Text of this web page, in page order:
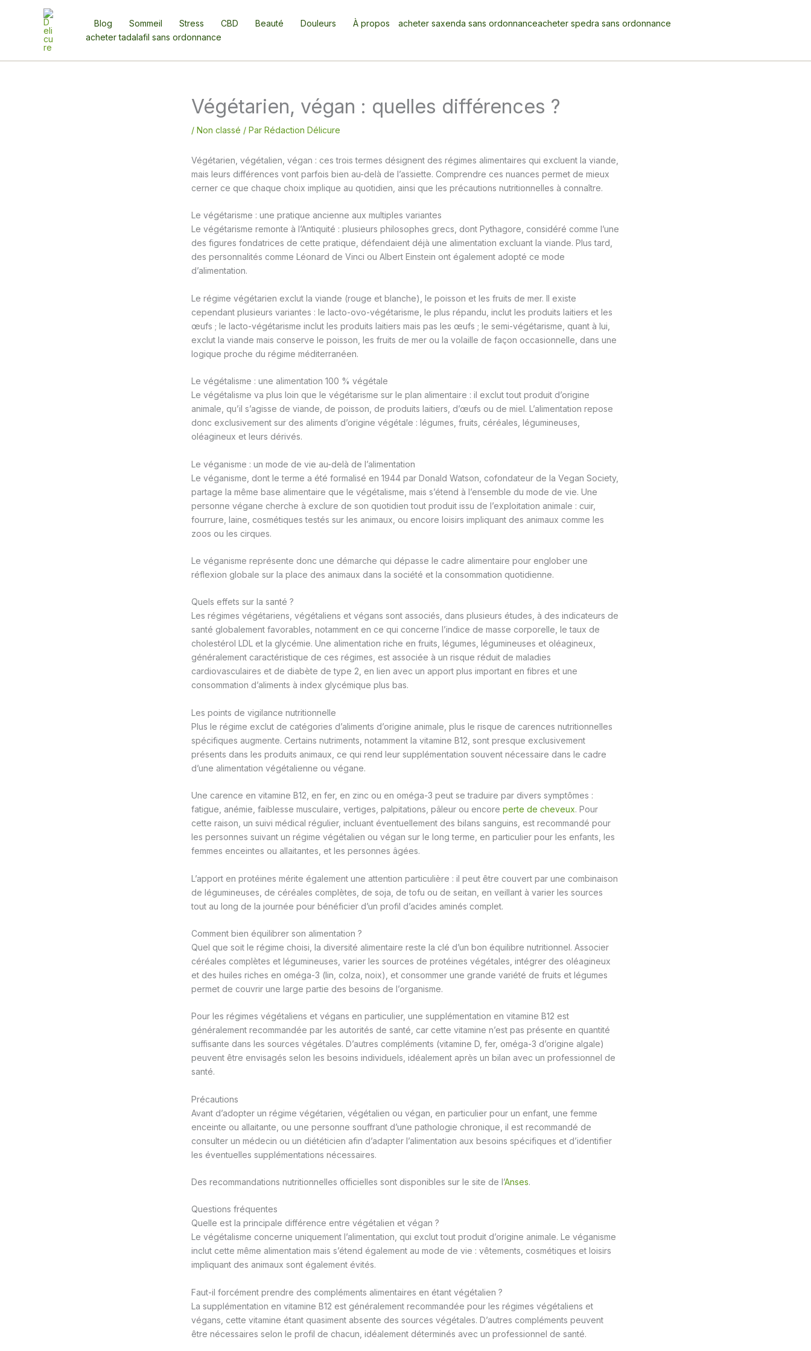
Blog Sommeil Stress CBD Beauté Douleurs À propos acheter saxenda sans ordonnanceacheter spedra sans ordonnance
acheter tadalafil sans ordonnance
Végétarien, végan : quelles différences ?
/ Non classé / Par Rédaction Délicure
Végétarien, végétalien, végan : ces trois termes désignent des régimes alimentaires qui excluent la viande,
mais leurs différences vont parfois bien au-delà de l’assiette. Comprendre ces nuances permet de mieux
cerner ce que chaque choix implique au quotidien, ainsi que les précautions nutritionnelles à connaître.
Le végétarisme : une pratique ancienne aux multiples variantes
Le végétarisme remonte à l’Antiquité : plusieurs philosophes grecs, dont Pythagore, considéré comme l’une
des figures fondatrices de cette pratique, défendaient déjà une alimentation excluant la viande. Plus tard,
des personnalités comme Léonard de Vinci ou Albert Einstein ont également adopté ce mode
d’alimentation.
Le régime végétarien exclut la viande (rouge et blanche), le poisson et les fruits de mer. Il existe
cependant plusieurs variantes : le lacto-ovo-végétarisme, le plus répandu, inclut les produits laitiers et les
œufs ; le lacto-végétarisme inclut les produits laitiers mais pas les œufs ; le semi-végétarisme, quant à lui,
exclut la viande mais conserve le poisson, les fruits de mer ou la volaille de façon occasionnelle, dans une
logique proche du régime méditerranéen.
Le végétalisme : une alimentation 100 % végétale
Le végétalisme va plus loin que le végétarisme sur le plan alimentaire : il exclut tout produit d’origine
animale, qu’il s’agisse de viande, de poisson, de produits laitiers, d’œufs ou de miel. L’alimentation repose
donc exclusivement sur des aliments d’origine végétale : légumes, fruits, céréales, légumineuses,
oléagineux et leurs dérivés.
Le véganisme : un mode de vie au-delà de l’alimentation
Le véganisme, dont le terme a été formalisé en 1944 par Donald Watson, cofondateur de la Vegan Society,
partage la même base alimentaire que le végétalisme, mais s’étend à l’ensemble du mode de vie. Une
personne végane cherche à exclure de son quotidien tout produit issu de l’exploitation animale : cuir,
fourrure, laine, cosmétiques testés sur les animaux, ou encore loisirs impliquant des animaux comme les
zoos ou les cirques.
Le véganisme représente donc une démarche qui dépasse le cadre alimentaire pour englober une
réflexion globale sur la place des animaux dans la société et la consommation quotidienne.
Quels effets sur la santé ?
Les régimes végétariens, végétaliens et végans sont associés, dans plusieurs études, à des indicateurs de
santé globalement favorables, notamment en ce qui concerne l’indice de masse corporelle, le taux de
cholestérol LDL et la glycémie. Une alimentation riche en fruits, légumes, légumineuses et oléagineux,
généralement caractéristique de ces régimes, est associée à un risque réduit de maladies
cardiovasculaires et de diabète de type 2, en lien avec un apport plus important en fibres et une
consommation d’aliments à index glycémique plus bas.
Les points de vigilance nutritionnelle
Plus le régime exclut de catégories d’aliments d’origine animale, plus le risque de carences nutritionnelles
spécifiques augmente. Certains nutriments, notamment la vitamine B12, sont presque exclusivement
présents dans les produits animaux, ce qui rend leur supplémentation souvent nécessaire dans le cadre
d’une alimentation végétalienne ou végane.
Une carence en vitamine B12, en fer, en zinc ou en oméga-3 peut se traduire par divers symptômes :
fatigue, anémie, faiblesse musculaire, vertiges, palpitations, pâleur ou encore perte de cheveux. Pour
cette raison, un suivi médical régulier, incluant éventuellement des bilans sanguins, est recommandé pour
les personnes suivant un régime végétalien ou végan sur le long terme, en particulier pour les enfants, les
femmes enceintes ou allaitantes, et les personnes âgées.
L’apport en protéines mérite également une attention particulière : il peut être couvert par une combinaison
de légumineuses, de céréales complètes, de soja, de tofu ou de seitan, en veillant à varier les sources
tout au long de la journée pour bénéficier d’un profil d’acides aminés complet.
Comment bien équilibrer son alimentation ?
Quel que soit le régime choisi, la diversité alimentaire reste la clé d’un bon équilibre nutritionnel. Associer
céréales complètes et légumineuses, varier les sources de protéines végétales, intégrer des oléagineux
et des huiles riches en oméga-3 (lin, colza, noix), et consommer une grande variété de fruits et légumes
permet de couvrir une large partie des besoins de l’organisme.
Pour les régimes végétaliens et végans en particulier, une supplémentation en vitamine B12 est
généralement recommandée par les autorités de santé, car cette vitamine n’est pas présente en quantité
suffisante dans les sources végétales. D’autres compléments (vitamine D, fer, oméga-3 d’origine algale)
peuvent être envisagés selon les besoins individuels, idéalement après un bilan avec un professionnel de
santé.
Précautions
Avant d’adopter un régime végétarien, végétalien ou végan, en particulier pour un enfant, une femme
enceinte ou allaitante, ou une personne souffrant d’une pathologie chronique, il est recommandé de
consulter un médecin ou un diététicien afin d’adapter l’alimentation aux besoins spécifiques et d’identifier
les éventuelles supplémentations nécessaires.
Des recommandations nutritionnelles officielles sont disponibles sur le site de l’Anses.
Questions fréquentes
Quelle est la principale différence entre végétalien et végan ?
Le végétalisme concerne uniquement l’alimentation, qui exclut tout produit d’origine animale. Le véganisme
inclut cette même alimentation mais s’étend également au mode de vie : vêtements, cosmétiques et loisirs
impliquant des animaux sont également évités.
Faut-il forcément prendre des compléments alimentaires en étant végétalien ?
La supplémentation en vitamine B12 est généralement recommandée pour les régimes végétaliens et
végans, cette vitamine étant quasiment absente des sources végétales. D’autres compléments peuvent
être nécessaires selon le profil de chacun, idéalement déterminés avec un professionnel de santé.